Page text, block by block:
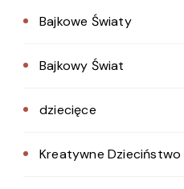
Bajkowe Światy
Bajkowy Świat
dziecięce
Kreatywne Dzieciństwo